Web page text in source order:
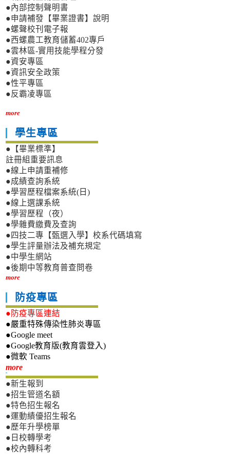
●內部控制聲明書
●申請補發【畢業證書】說明
●螺聲校刊電子報
●西螺農工教育儲蓄402專戶
●雲林區-實用技能學程分發
●資安專區
●資訊安全政策
●性平專區
●反霸凌專區
more
學生專區
●【畢業標準】
註冊組重要訊息
●線上申請重補修
●成績查詢系統
●學習歷程檔案系統(日)
●線上選課系統
●學習歷程（夜）
●學雜費繳費及查詢
●四技二專【甄選入學】校系代碼填寫
●學生評量辦法及補充規定
●中學生網站
●後期中等教育普查問卷
more
防疫專區
●防疫專區連結
●嚴重特殊傳染性肺炎專區
●Google meet
●Google教育版(教育雲登入)
●微軟 Teams
more新生專區
●新生報到
●招生管道名額
●特色招生報名
●運動績優招生報名
●歷年升學榜單
●日校轉學考
●校內轉科考